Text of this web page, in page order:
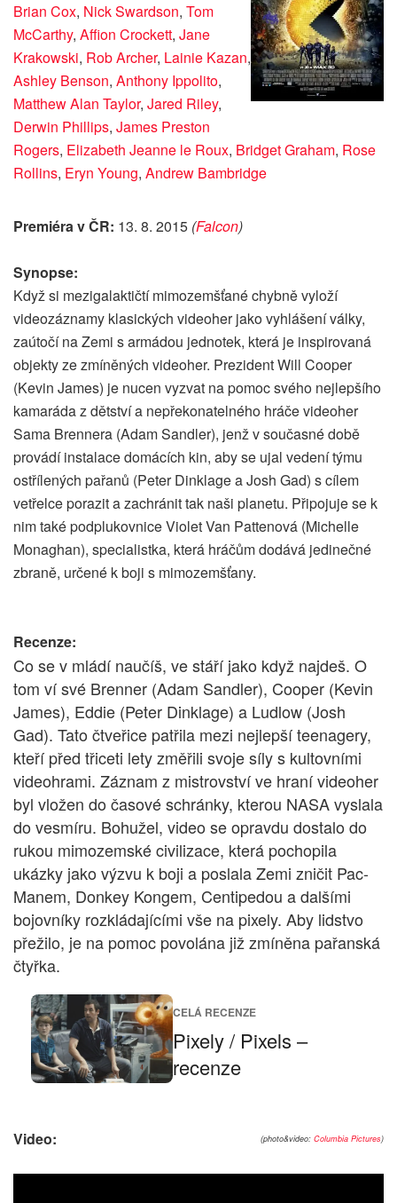
Brian Cox, Nick Swardson, Tom
McCarthy, Affion Crockett, Jane
Krakowski, Rob Archer, Lainie Kazan,
Ashley Benson, Anthony Ippolito,
Matthew Alan Taylor, Jared Riley,
Derwin Phillips, James Preston
Rogers, Elizabeth Jeanne le Roux, Bridget Graham, Rose
Rollins, Eryn Young, Andrew Bambridge
Premiéra v ČR: 13. 8. 2015 (Falcon)
Synopse:
Když si mezigalaktičtí mimozemšťané chybně vyloží
videozáznamy klasických videoher jako vyhlášení války,
zaútočí na Zemi s armádou jednotek, která je inspirovaná
objekty ze zmíněných videoher. Prezident Will Cooper
(Kevin James) je nucen vyzvat na pomoc svého nejlepšího
kamaráda z dětství a nepřekonatelného hráče videoher
Sama Brennera (Adam Sandler), jenž v současné době
provádí instalace domácích kin, aby se ujal vedení týmu
ostřílených pařanů (Peter Dinklage a Josh Gad) s cílem
vetřelce porazit a zachránit tak naši planetu. Připojuje se k
nim také podplukovnice Violet Van Pattenová (Michelle
Monaghan), specialistka, která hráčům dodává jedinečné
zbraně, určené k boji s mimozemšťany.
Recenze:
Co se v mládí naučíš, ve stáří jako když najdeš. O
tom ví své Brenner (Adam Sandler), Cooper (Kevin
James), Eddie (Peter Dinklage) a Ludlow (Josh
Gad). Tato čtveřice patřila mezi nejlepší teenagery,
kteří před třiceti lety změřili svoje síly s kultovními
videohrami. Záznam z mistrovství ve hraní videoher
byl vložen do časové schránky, kterou NASA vyslala
do vesmíru. Bohužel, video se opravdu dostalo do
rukou mimozemské civilizace, která pochopila
ukázky jako výzvu k boji a poslala Zemi zničit Pac-
Manem, Donkey Kongem, Centipedou a dalšími
bojovníky rozkládajícími vše na pixely. Aby lidstvo
přežilo, je na pomoc povolána již zmíněna pařanská
čtyřka.
CELÁ RECENZE
Pixely / Pixels –
recenze
(photo&video: Columbia Pictures)
Video: